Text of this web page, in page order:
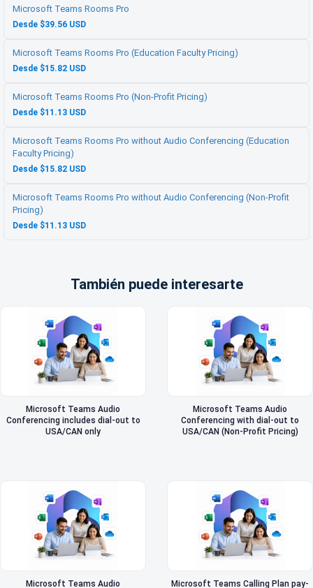
Microsoft Teams Rooms Pro
Desde $39.56 USD
Microsoft Teams Rooms Pro (Education Faculty Pricing)
Desde $15.82 USD
Microsoft Teams Rooms Pro (Non-Profit Pricing)
Desde $11.13 USD
Microsoft Teams Rooms Pro without Audio Conferencing (Education
Faculty Pricing)
Desde $15.82 USD
Microsoft Teams Rooms Pro without Audio Conferencing (Non-Profit
Pricing)
Desde $11.13 USD
También puede interesarte
Microsoft Teams Audio
Conferencing includes dial-out to
USA/CAN only
Microsoft Teams Audio
Conferencing with dial-out to
USA/CAN (Non-Profit Pricing)
Microsoft Teams Audio
Microsoft Teams Calling Plan pay-